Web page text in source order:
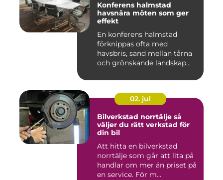
Konferens halmstad
havsnära möten som ger
effekt
En konferens halmstad
förknippas ofta med
havsbris, sand mellan tårna
och grönskande landskap
02. jul
Bilverkstad norrtälje så
väljer du rätt verkstad för
din bil
Att hitta en bilverkstad
norrtälje som går att lita på
handlar om mer än priset på
en service. För m...